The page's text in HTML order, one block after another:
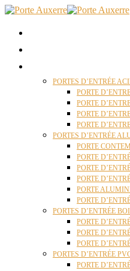
PORTES D’ENTRÉE
PORTE
PORTE
PORTE
PORTE
PORTES D’ENTRÉE
PORTE
PORTE
PORTE
PORTE
PORTE
PORTE
PORTES D’ENTRÉE
PORTE
PORTE
PORTE
PORTES D’ENTRÉE
PORTE